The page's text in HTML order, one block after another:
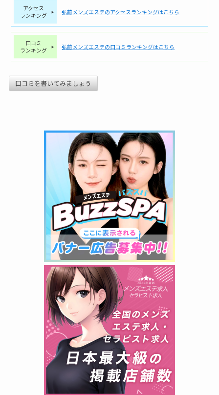
アクセス
ランキング
弘前メンズエステのアクセスランキングはこちら
口コミ
ランキング
弘前メンズエステの口コミランキングはこちら
口コミを書いてみましょう